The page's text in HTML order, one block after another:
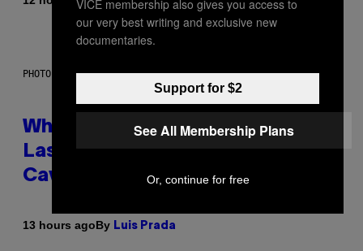
PHOTO: NASA; DR PIXEL / GETTY IMAGES
Why NASA Wants to Send a
Laser-Powered Drone Into
Caves Beneath the Moon
13 hours agoBy Luis Prada
VICE membership also gives you access to
our very best writing and exclusive new
documentaries.
Support for $2
See All Membership Plans
Or, continue for free